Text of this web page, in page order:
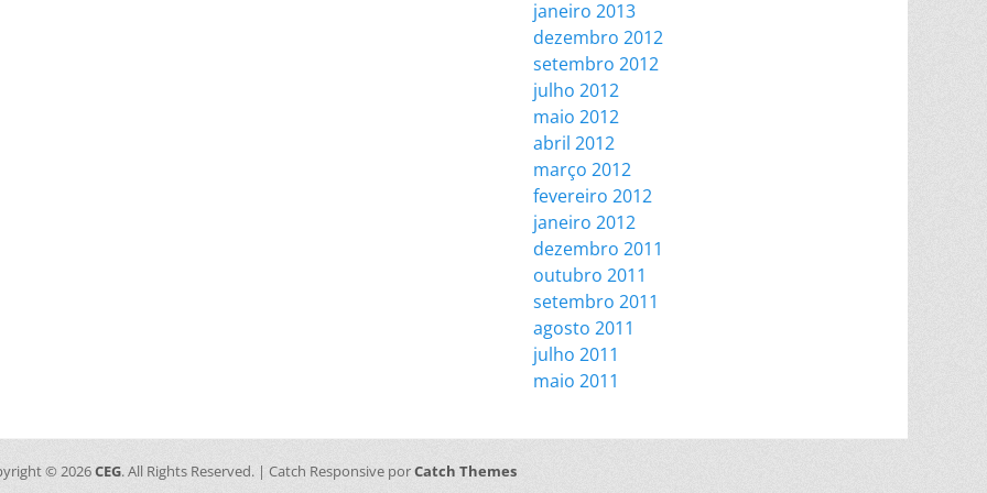
janeiro 2013
dezembro 2012
setembro 2012
julho 2012
maio 2012
abril 2012
março 2012
fevereiro 2012
janeiro 2012
dezembro 2011
outubro 2011
setembro 2011
agosto 2011
julho 2011
maio 2011
© 2026CEG. All Rights Reserved. | Catch Responsive porCatch Themes